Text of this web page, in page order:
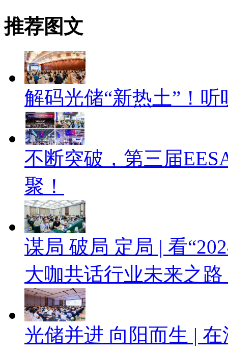
推荐图文
解码光储“新热土”！
不断突破，第三届
聚！
谋局 破局 定局 | 看
大咖共话行业未来之路
光储并进 向阳而生 |